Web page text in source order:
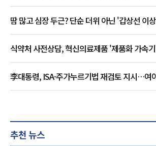
땀 많고 심장 두근? 단순 더위 아닌 '갑상선 이
식약처 사전상담, 혁신의료제품 '제품화 가속
李대통령, ISA·주가누르기법 재검토 지시…여
추천 뉴스